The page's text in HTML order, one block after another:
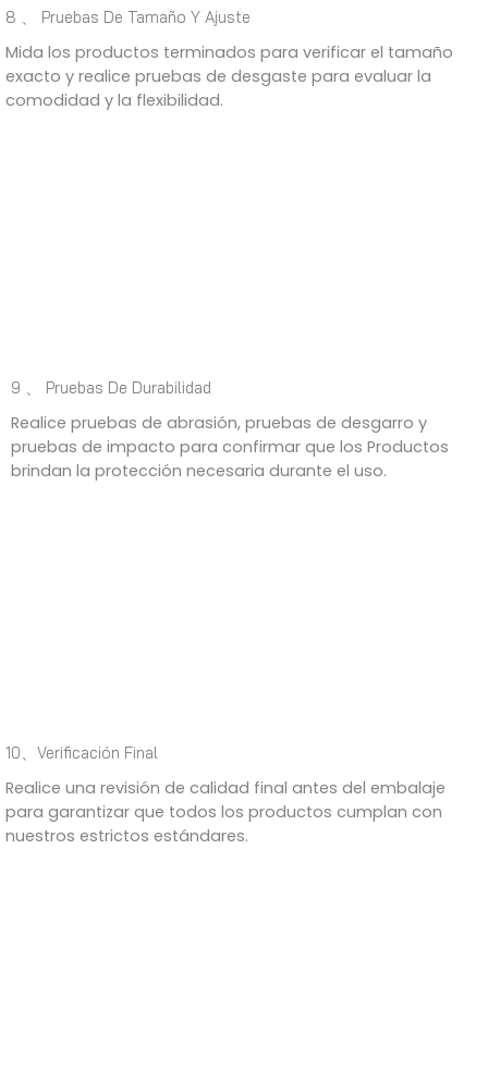
8 、 Pruebas De Tamaño Y Ajuste
Mida los productos terminados para verificar el tamaño
exacto y realice pruebas de desgaste para evaluar la
comodidad y la flexibilidad.
9 、 Pruebas De Durabilidad
Realice pruebas de abrasión, pruebas de desgarro y
pruebas de impacto para confirmar que los Productos
brindan la protección necesaria durante el uso.
10、Verificación Final
Realice una revisión de calidad final antes del embalaje
para garantizar que todos los productos cumplan con
nuestros estrictos estándares.